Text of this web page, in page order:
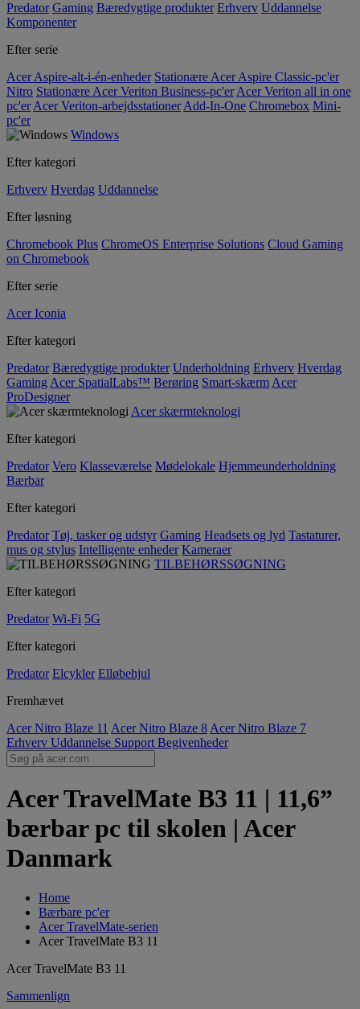
Predator Gaming Bæredygtige produkter Erhverv Uddannelse
Komponenter
Efter serie
Acer Aspire-alt-i-én-enheder Stationære Acer Aspire Classic-pc'er
Nitro Stationære Acer Veriton Business-pc'er Acer Veriton all in one
pc'er Acer Veriton-arbejdsstationer Add-In-One Chromebox Mini-
pc'er
Windows
Efter kategori
Erhverv Hverdag Uddannelse
Efter løsning
Chromebook Plus ChromeOS Enterprise Solutions Cloud Gaming
on Chromebook
Efter serie
Acer Iconia
Efter kategori
Predator Bæredygtige produkter Underholdning Erhverv Hverdag
Gaming Acer SpatialLabs™ Berøring Smart-skærm Acer
ProDesigner
Acer skærmteknologi
Efter kategori
Predator Vero Klasseværelse Mødelokale Hjemmeunderholdning
Bærbar
Efter kategori
Predator Tøj, tasker og udstyr Gaming Headsets og lyd Tastaturer,
mus og stylus Intelligente enheder Kameraer
TILBEHØRSSØGNING
Efter kategori
Predator Wi-Fi 5G
Efter kategori
Predator Elcykler Elløbehjul
Fremhævet
Acer Nitro Blaze 11 Acer Nitro Blaze 8 Acer Nitro Blaze 7
Erhverv Uddannelse Support Begivenheder
Acer TravelMate B3 11 | 11,6”
bærbar pc til skolen | Acer
Danmark
Home
Bærbare pc'er
Acer TravelMate-serien
Acer TravelMate B3 11
Acer TravelMate B3 11
Sammenlign